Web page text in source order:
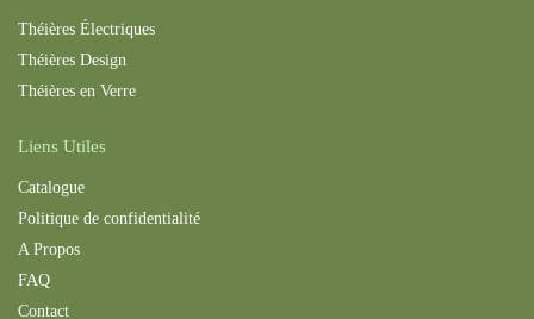
Théières Électriques
Théières Design
Théières en Verre
Liens Utiles
Catalogue
Politique de confidentialité
A Propos
FAQ
Contact